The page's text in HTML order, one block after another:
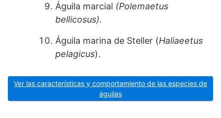
Águila marcial (Polemaetus
bellicosus).
Águila marina de Steller (Haliaeetus
pelagicus).
Ver las características y comportamiento de las especies de
águilas